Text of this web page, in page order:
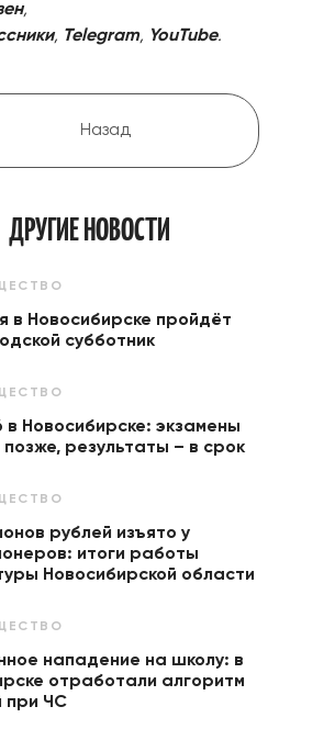
,
, Telegram, YouTube.
Назад
ДРУГИЕ НОВОСТИ
в Новосибирске пройдёт
субботник
в Новосибирске: экзамены
позже, результаты – в срок
рублей изъято у
итоги работы
Новосибирской области
нападение на школу: в
отработали алгоритм
при ЧС